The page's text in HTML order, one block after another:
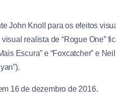
John Knoll para os efeitos
visual realista de “Rogue One”
Escura” e “Foxcatcher” e
16 de dezembro de 2016.